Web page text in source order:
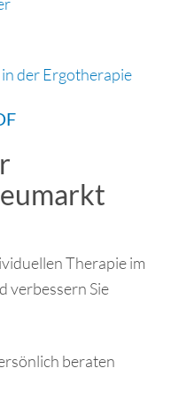
der Ergotherapie
Therapie im
verbessern Sie
beraten